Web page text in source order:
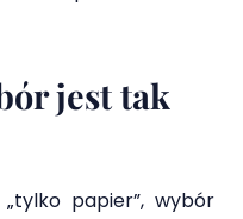
jest tak
papier”, wybór